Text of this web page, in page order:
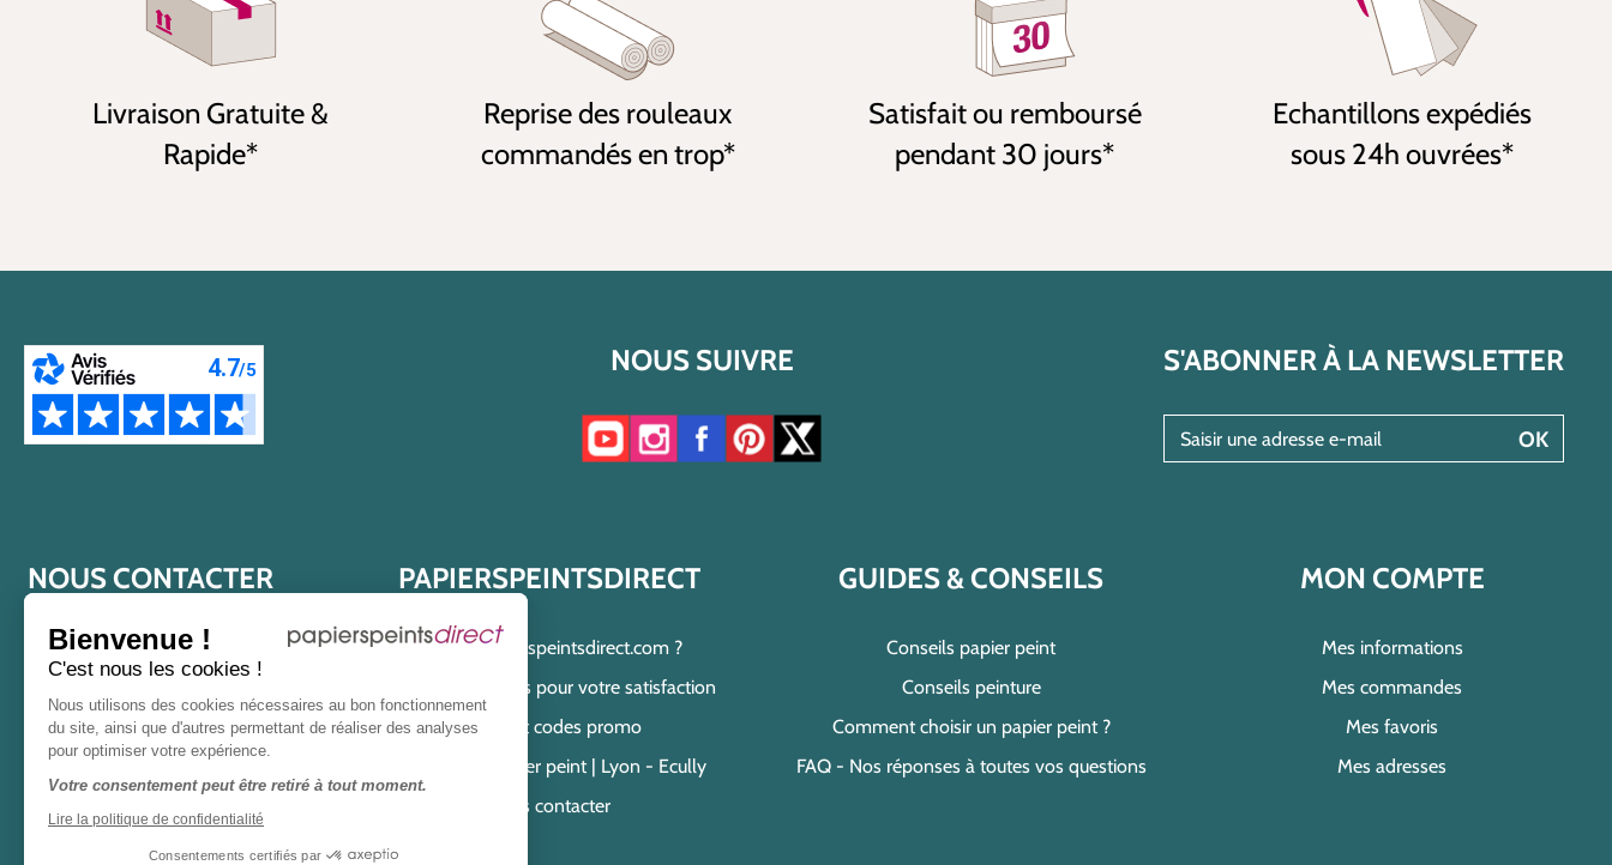
Bienvenue !
C'est nous les cookies !
Nous utilisons des cookies nécessaires au bon fonctionnement
du site, ainsi que d'autres permettant de réaliser des analyses
pour optimiser votre expérience.
Votre consentement peut être retiré à tout moment.
Lire la politique de confidentialité
Consentements certifiés par
Livraison Gratuite &
Rapide*
Reprise des rouleaux
commandés en trop*
Satisfait ou remboursé
pendant 30 jours*
Echantillons expédiés
sous 24h ouvrées*
NOUS SUIVRE
Accéder à notre chaîne YouTube
Accéder à notre compte Instagram
Accéder à notre page Facebook
Accéder à notre compte Pinterest
Accéder à notre compte Twitter/X
S'ABONNER À LA NEWSLETTER
OK
NOUS CONTACTER
04 82 91 03 93
lundi au vendredi
de 8h30 à 12het13h30 à 17h
Ou via notreformulaire de
contact
PAPIERSPEINTSDIRECT
Qui est Papierspeintsdirect.com ?
Nos engagements pour votre satisfaction
Offres et codes promo
Magasin de papier peint | Lyon - Ecully
Nous contacter
GUIDES & CONSEILS
Conseils papier peint
Conseils peinture
Comment choisir un papier peint ?
FAQ - Nos réponses à toutes vos questions
MON COMPTE
Mes informations
Mes commandes
Mes favoris
Mes adresses